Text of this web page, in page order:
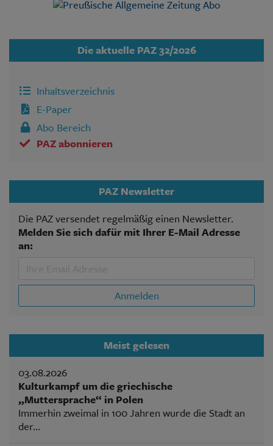
Die aktuelle PAZ 32/2026
Inhaltsverzeichnis
E-Paper
Abo Bereich
PAZ abonnieren
PAZ Newsletter
Die PAZ versendet regelmäßig einen Newsletter.
Melden Sie sich dafür mit Ihrer E-Mail Adresse
an:
Anmelden
Meist gelesen
03.08.2026
Kulturkampf um die griechische
„Muttersprache“ in Polen
Immerhin zweimal in 100 Jahren wurde die Stadt an
der...